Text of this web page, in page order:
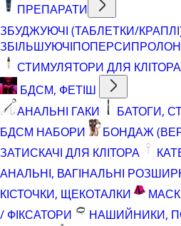
ПРЕПАРАТИ
ЗБУДЖУЮЧІ (ТАБЛЕТКИ/
ЗБІЛЬШУЮЧІПОПЕРСИ
СТИМУЛЯТОРИ ДЛЯ КЛІТОРА
БДСМ, ФЕТІШ
АНАЛЬНІ ГАКИ
БАТОГИ,
БДСМ НАБОРИ
БОНДАЖ
ЗАТИСКАЧІ ДЛЯ КЛІТОРА
АНАЛЬНІ, ВАГІНАЛЬНІ
КІСТОЧКИ, ЩЕКОТАЛКИ
/ ФІКСАТОРИ
НАШИЙНИКИ,